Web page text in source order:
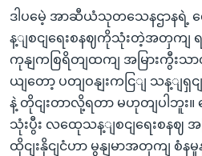
ဒါပမေဲ့ အာဆီယံသုတသေနဌာန
န့ျစငျရေးစနဈကိုသုံးတဲ့အတှကျ
ကုနျကစြရိတျထကျ အမြားကွီး
ယျတော့ ပတျဝနျးကငြျ သန့ျရှင
နဲ့ တိုငျးတာလို့ရတာ မဟုတျပါဘူး။
သုံးပွီး လထေုသန့ျစငျရေးစနဈ အ
ထိုငျးနိုငျငံဟာ မွနျမာအတှကျ စံ